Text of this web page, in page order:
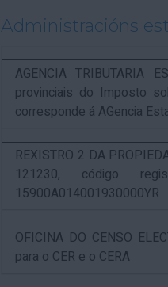
Administracións
AGENCIA TRIBUTARIA
provinciais do Imposto
corresponde á AGencia
REXISTRO 2 DA
121230, código
15900A014001930000YR
OFICINA DO CENSO
para o CER e o CERA